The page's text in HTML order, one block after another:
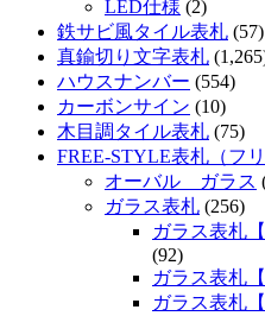
LED仕様 (2)
鉄サビ風タイル表札 (57)
真鍮切り文字表札
ハウスナンバー (554)
カーボンサイン (10)
木目調タイル表札 (75)
FREE-STYLE表札（フ
オーバル ガラス
ガラス表札 (256)
ガラス表札
(92)
ガラス表札
ガラス表札